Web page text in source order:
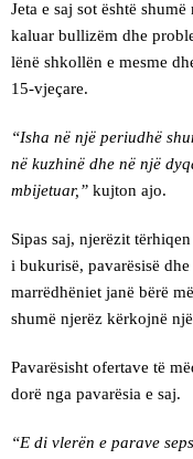
Jeta e saj sot është
kaluar bullizëm dhe
lënë shkollën e mesme
15-vjeçare.
“Isha në një periudhë
në kuzhinë dhe në një
mbijetuar,” kujton ajo.
Sipas saj, njerëzit
i bukurisë, pavarësisë
marrëdhëniet janë bërë
shumë njerëz kërkojnë
Pavarësisht ofertave të
dorë nga pavarësia e saj.
“E di vlerën e parave